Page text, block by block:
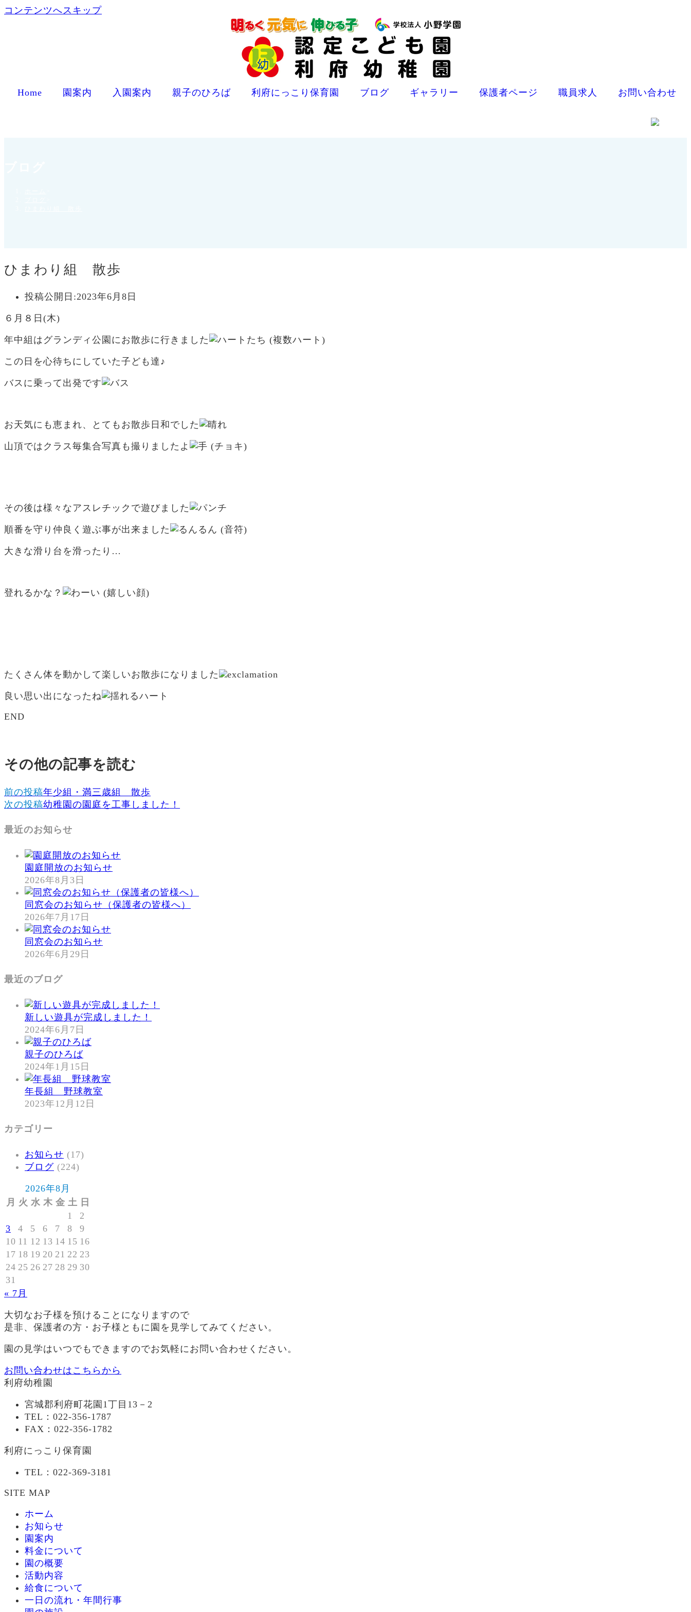
コンテンツへスキップ
Home 園案内 入園案内 親子のひろば 利府にっこり保育園 ブログ ギャラリー 保護者ページ 職員求人 お問い合わせ
ひまわり組 散歩
投稿公開日:2023年6月8日
６月８日(木)
年中組はグランディ公園にお散歩に行きました
この日を心待ちにしていた子ども達♪
バスに乗って出発です
お天気にも恵まれ、とてもお散歩日和でした
山頂ではクラス毎集合写真も撮りましたよ
その後は様々なアスレチックで遊びました
順番を守り仲良く遊ぶ事が出来ました
大きな滑り台を滑ったり…
登れるかな？
たくさん体を動かして楽しいお散歩になりました
良い思い出になったね
END
その他の記事を読む
前の投稿年少組・満三歳組 散歩
次の投稿幼稚園の園庭を工事しました！
最近のお知らせ
園庭開放のお知らせ
2026年8月3日
同窓会のお知らせ（保護者の皆様へ）
2026年7月17日
同窓会のお知らせ
2026年6月29日
最近のブログ
新しい遊具が完成しました！
2024年6月7日
親子のひろば
2024年1月15日
年長組 野球教室
2023年12月12日
カテゴリー
お知らせ (17)
ブログ (224)
2026年8月
月
火 水 木 金 土 日
1
2
3
4 5 6 7 8
9
10 11 12 13 14 15 16
17 18 19 20 21 22 23
24 25 26 27 28 29 30
31
« 7月
大切なお子様を預けることになりますので
是非、保護者の方・お子様ともに園を見学してみてください。
園の見学はいつでもできますのでお気軽にお問い合わせください。
お問い合わせはこちらから
利府幼稚園
宮城郡利府町花園1丁目13－2
TEL：022-356-1787
FAX：022-356-1782
利府にっこり保育園
TEL：022-369-3181
SITE MAP
ホーム
お知らせ
園案内
料金について
園の概要
活動内容
給食について
一日の流れ・年間行事